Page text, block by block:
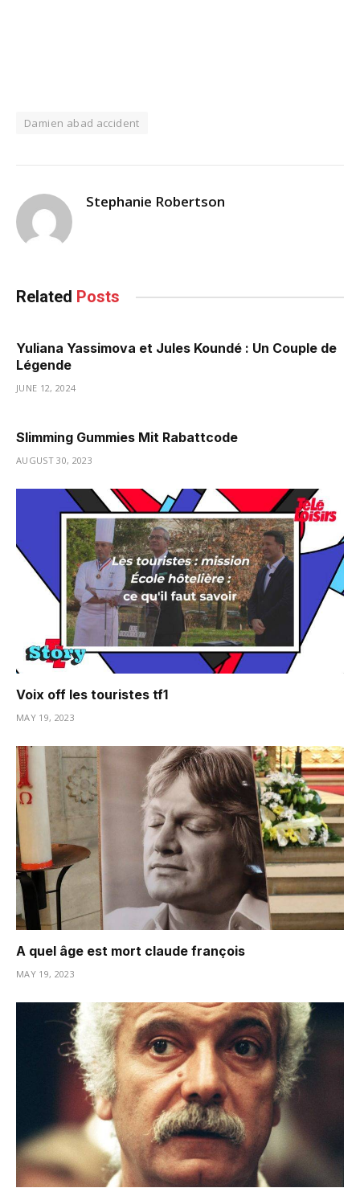
Damien abad accident
Stephanie Robertson
Related Posts
Yuliana Yassimova et Jules Koundé : Un Couple de
Légende
JUNE 12, 2024
Slimming Gummies Mit Rabattcode
AUGUST 30, 2023
Voix off les touristes tf1
MAY 19, 2023
A quel âge est mort claude françois
MAY 19, 2023